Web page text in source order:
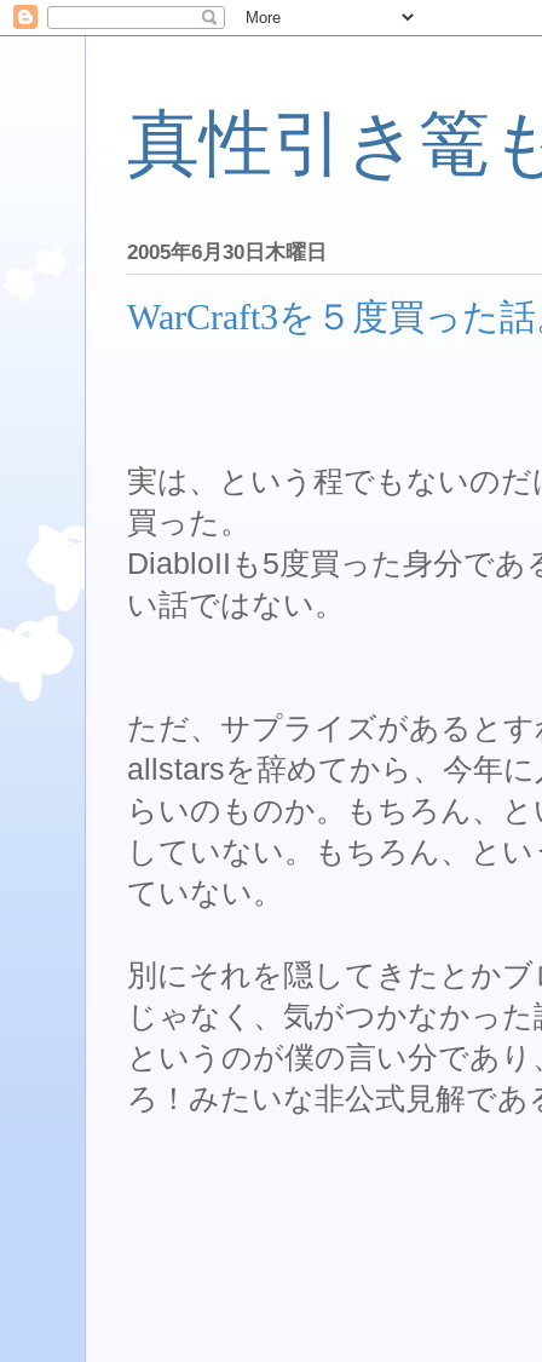
真性引き篭
2005年6月30日木曜日
WarCraft3を５度買った
実は、という程でもないの
買った。
DiabloIIも5度買った身分で
い話ではない。
ただ、サプライズがあると
allstarsを辞めてから、今年
らいのものか。もちろん、
していない。もちろん、と
ていない。
別にそれを隠してきたとか
じゃなく、気がつかなかっ
というのが僕の言い分であ
ろ！みたいな非公式見解であ